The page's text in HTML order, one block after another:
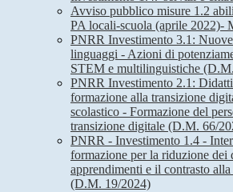
Avviso pubblico misure 1.2
PA locali-scuola (aprile 2022)-
PNRR Investimento 3.1:
linguaggi - Azioni di
STEM e multilinguistiche
PNRR Investimento 2.1:
formazione alla transizione
scolastico - Formazione del
transizione digitale (D.M. 66/
PNRR - Investimento 1.4 -
formazione per la riduzione dei
apprendimenti e il contrasto
(D.M. 19/2024)